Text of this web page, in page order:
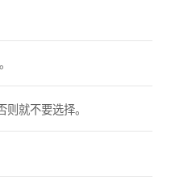
就不要选择。